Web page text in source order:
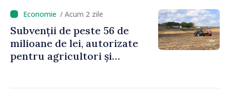
mari pentru bănci, tutun și
jocurile de noroc
/ Acum 2 zile
Subvenții de peste 56 de
milioane de lei, autorizate
pentru agricultori și